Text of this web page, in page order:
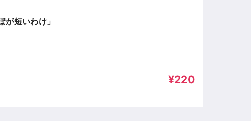
短いわけ」
¥220